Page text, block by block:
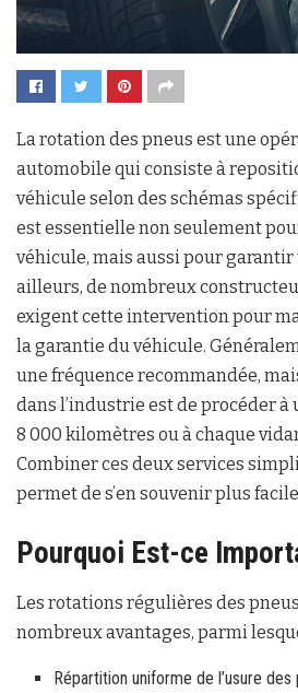
La rotation des pneus est une
automobile qui consiste à
véhicule selon des schémas
est essentielle non seulement
véhicule, mais aussi pour garantir
ailleurs, de nombreux
exigent cette intervention pour
la garantie du véhicule.
une fréquence recommandée,
dans l’industrie est de procéder à
8 000 kilomètres ou à chaque
Combiner ces deux services
permet de s’en souvenir plus
Pourquoi Est-ce
Les rotations régulières des
nombreux avantages, parmi
Répartition uniforme de l’usure des